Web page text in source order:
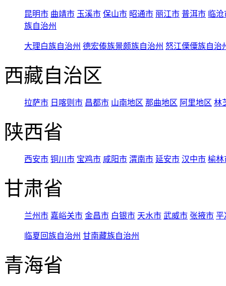
昆明市 曲靖市 玉溪市 保山市 昭通市 丽江市 普洱市 临
族自治州
大理白族自治州 德宏傣族景颇族自治州 怒江傈僳族自治
西藏自治区
拉萨市 日喀则市 昌都市 山南地区 那曲地区 阿里地区 林
陕西省
西安市 铜川市 宝鸡市 咸阳市 渭南市 延安市 汉中市 榆林
甘肃省
兰州市 嘉峪关市 金昌市 白银市 天水市 武威市 张掖市 平
临夏回族自治州 甘南藏族自治州
青海省